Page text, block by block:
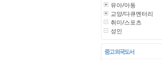
유아/아동
교양/다큐멘터리
취미/스포츠
성인
중고 외국도서